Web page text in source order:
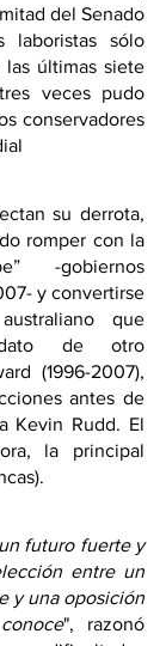
del Senado
laboristas sólo
últimas siete
veces pudo
conservadores
su derrota,
romper con la
-gobiernos
y convertirse
que
de otro
(1996-2007),
antes de
Kevin Rudd. El
la principal
futuro fuerte y
entre un
y una oposición
", razonó